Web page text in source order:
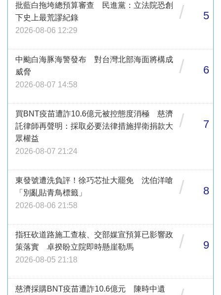
批藍白拖垮總預算審查 民進黨：立法院恐創
下史上最荒謬紀錄
2026-08-06 12:29
/ 5
中颱白海豚海警發布 對台灣北部海面將構成
威脅
2026-08-07 14:58
/ 6
買BNT疫苗遭詐10.6億元被控態度消極 慈濟
託律師再聲明：採取必要法律措施捍衛捐款大
眾權益
2026-08-07 21:24
/ 7
東發號遭洗負評！徐巧芯扯大罷免 沈伯洋嗆
「別亂貼青鳥標籤」
2026-08-06 21:58
/ 8
指狂砍道路施工查核、交部媒宣預算已影響政
策落實 卓揆盼立院即時懸崖勒馬
2026-08-05 21:18
/ 9
慈濟採購BNT疫苗遭詐10.6億元 陳時中遺